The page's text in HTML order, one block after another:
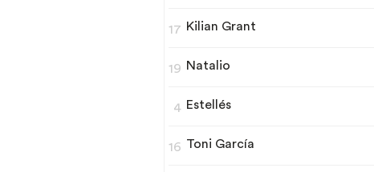
17 Kilian Grant
19 Natalio
4 Estellés
16 Toni García